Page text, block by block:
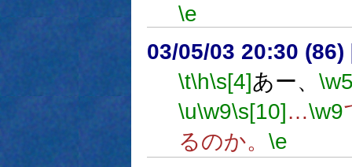
\e
03/05/03 20:30 (86)
\t\h\s[4]あー、
\u\w9\s[10]…\w9
るのか。 \e